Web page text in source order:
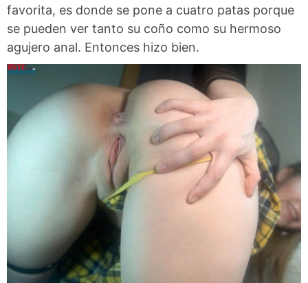
favorita, es donde se pone a cuatro patas porque
se pueden ver tanto su coño como su hermoso
agujero anal. Entonces hizo bien.